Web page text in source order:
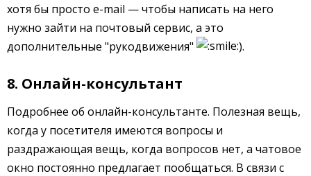
хотя бы просто e-mail — чтобы написать на него
нужно зайти на почтовый сервис, а это
дополнительные "рукодвижения"
).
8. Онлайн-консультант
Подробнее об онлайн-консультанте. Полезная вещь,
когда у посетителя имеются вопросы и
раздражающая вещь, когда вопросов нет, а чатовое
окно постоянно предлагает пообщаться. В связи с